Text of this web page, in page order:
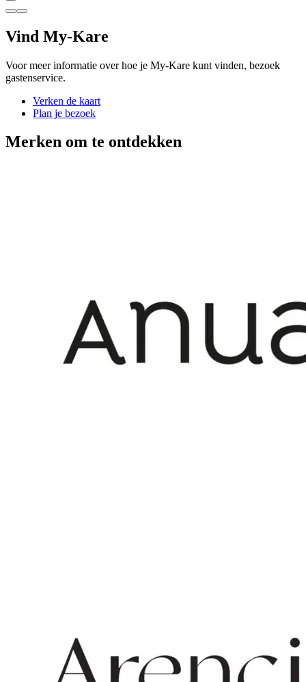
Vind My-Kare
Voor meer informatie over hoe je My-Kare kunt vinden, bezoek
gastenservice.
Verken de kaart
Plan je bezoek
Merken om te ontdekken